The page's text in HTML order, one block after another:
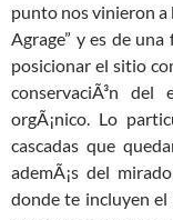
punto nos vinieron a
Agrage” y es de
posicionar el sitio
conservaciÃ³n del
orgÃ¡nico. Lo
cascadas que
ademÃ¡s del
donde te incluyen